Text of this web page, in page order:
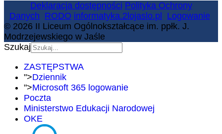
Deklaracja dostępności Polityka Ochrony
Danych RODO informatyka.2lojaslo.pl
Logowanie
© 2026 II Liceum Ogólnokształcące im. ppłk. J.
Modrzejewskiego w Jaśle
Szukaj
ZASTĘPSTWA
">Dziennik
">Microsoft 365 logowanie
Poczta
Ministerstwo Edukacji Narodowej
OKE